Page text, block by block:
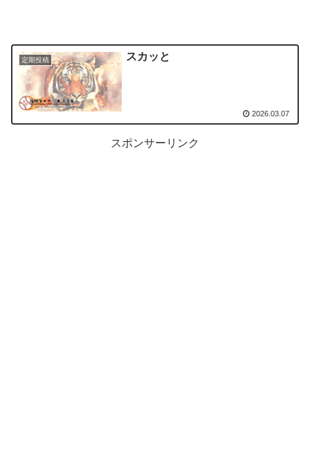
定期投稿 スカッと
2026.03.07
スポンサーリンク